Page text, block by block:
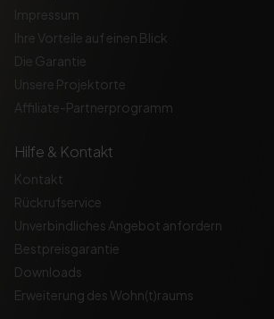
Impressum
Ihre Vorteile auf einen Blick
Die Garantie
Unsere Projektorte
Affiliate-Partnerprogramm
Hilfe & Kontakt
Kontakt
Rückrufservice
Unverbindliches Angebot anfordern
Bestpreisgarantie
Downloads
Erweiterung des Wohn(t)raums